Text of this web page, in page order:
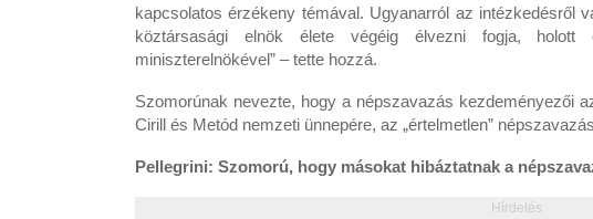
kapcsolatos érzékeny témával. Ugyanarról az intézkedésről
köztársasági elnök élete végéig élvezni fogja, holott
miniszterelnökével” – tette hozzá.
Szomorúnak nevezte, hogy a népszavazás kezdeményezői
Cirill és Metód nemzeti ünnepére, az „értelmetlen”
Pellegrini: Szomorú, hogy másokat hibáztatnak a
Hírdetés